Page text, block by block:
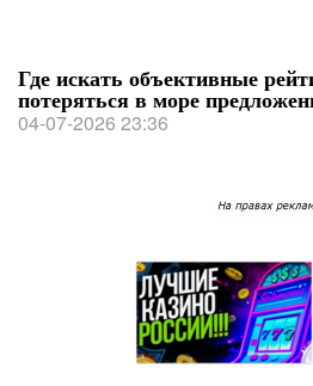
Где искать объективные
потеряться в море
04-07-2026 23:36